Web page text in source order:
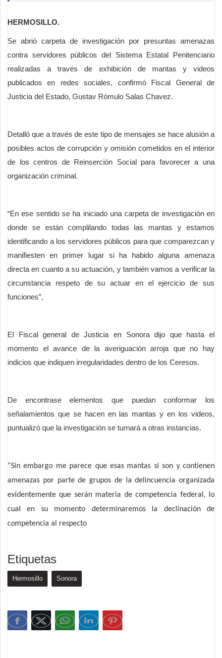
HERMOSILLO.
Se abrió carpeta de investigación por presuntas amenazas
contra servidores públicos del Sistema Estatal Penitenciario
realizadas a través de exhibición de mantas y videos
publicados en redes sociales, confirmó Fiscal General de
Justicia del Estado, Gustav Rómulo Salas Chavez.
Detalló que a través de este tipo de mensajes se hace alusión a
posibles actos de corrupción y omisión cometidos en el interior
de los centros de Reinserción Social para favorecer a una
organización criminal.
“En ese sentido se ha iniciado una carpeta de investigación en
donde se están complilando todas las mantas y estamos
identificando a los servidores públicos para que comparezcan y
manifiesten en primer lugar si ha habido alguna amenaza
directa en cuanto a su actuación, y también vamos a verificar la
circunstancia respeto de su actuar en el ejercicio de sus
funciones”,
El Fiscal general de Justicia en Sonora dijo que hasta el
momento el avance de la averiguación arroja que no hay
indicios que indiquen irregularidades dentro de los Ceresos.
De encontrase elementos que puedan conformar los
señalamientos que se hacen en las mantas y en los videos,
puntualizó que la investigación se turnará a otras instancias.
“Sin embargo me parece que esas mantas si son y contienen
amenazas por parte de grupos de la delincuencia organizada
evidentemente que serán materia de competencia federal, lo
cual en su momento determinaremos la declinación de
competencia al respecto
Etiquetas
Hermosillo Sonora